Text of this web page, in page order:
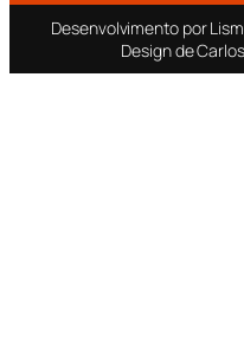
Desenvolvimento por
Design de